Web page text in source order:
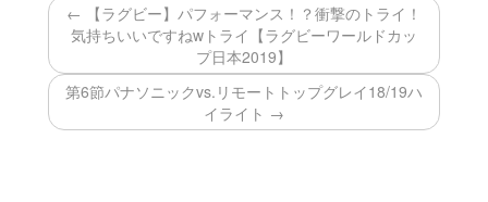
← 【ラグビー】パフォーマンス！？衝撃のトライ！
気持ちいいですねwトライ【ラグビーワールドカッ
プ日本2019】
第6節パナソニックvs.リモートトップグレイ18/19ハ
イライト →